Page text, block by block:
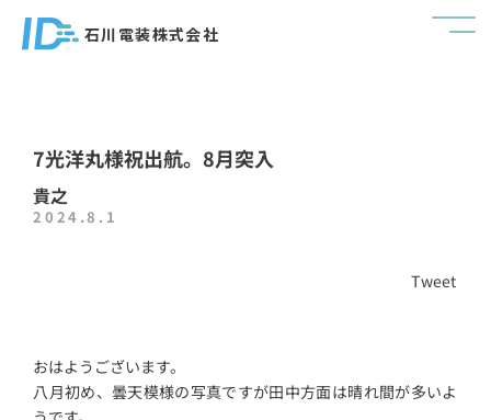
石川電装株式会社
7光洋丸様祝出航。8月突入
貴之
2024.8.1
Tweet
おはようございます。
八月初め、曇天模様の写真ですが田中方面は晴れ間が多いよ